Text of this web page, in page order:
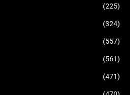
(225)
(324)
(557)
(561)
(471)